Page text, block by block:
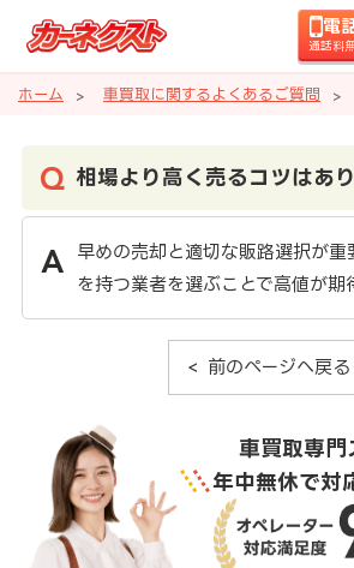
電
通話料
ホーム 車買取に関するよくあるご質問
相場より高く売るコツはあ
早めの売却と適切な販路選択が重
を持つ業者を選ぶことで高値が期
前のページへ戻る
車買取専門
年中無休で対